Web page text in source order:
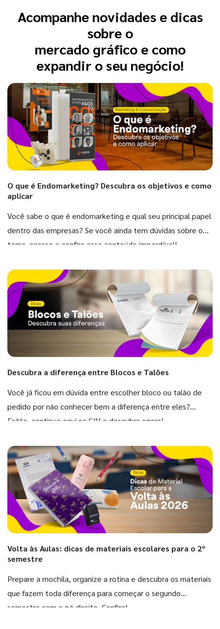
Acompanhe novidades e dicas
sobre o
mercado gráfico e como
expandir o seu negócio!
O que é Endomarketing? Descubra os objetivos e como
aplicar
Você sabe o que é endomarketing e qual seu principal papel
dentro das empresas? Se você ainda tem dúvidas sobre o
tema, acesse e confira esse conteúdo imperdível!
Descubra a diferença entre Blocos e Talões
Você já ficou em dúvida entre escolher bloco ou talão de
pedido por não conhecer bem a diferença entre eles?
Então, continue aqui na GIV e descubra agora!
Volta às Aulas: dicas de materiais escolares para o 2º
semestre
Prepare a mochila, organize a rotina e descubra os materiais
que fazem toda diferença para começar o segundo
semestre com o pé direito. Confira!